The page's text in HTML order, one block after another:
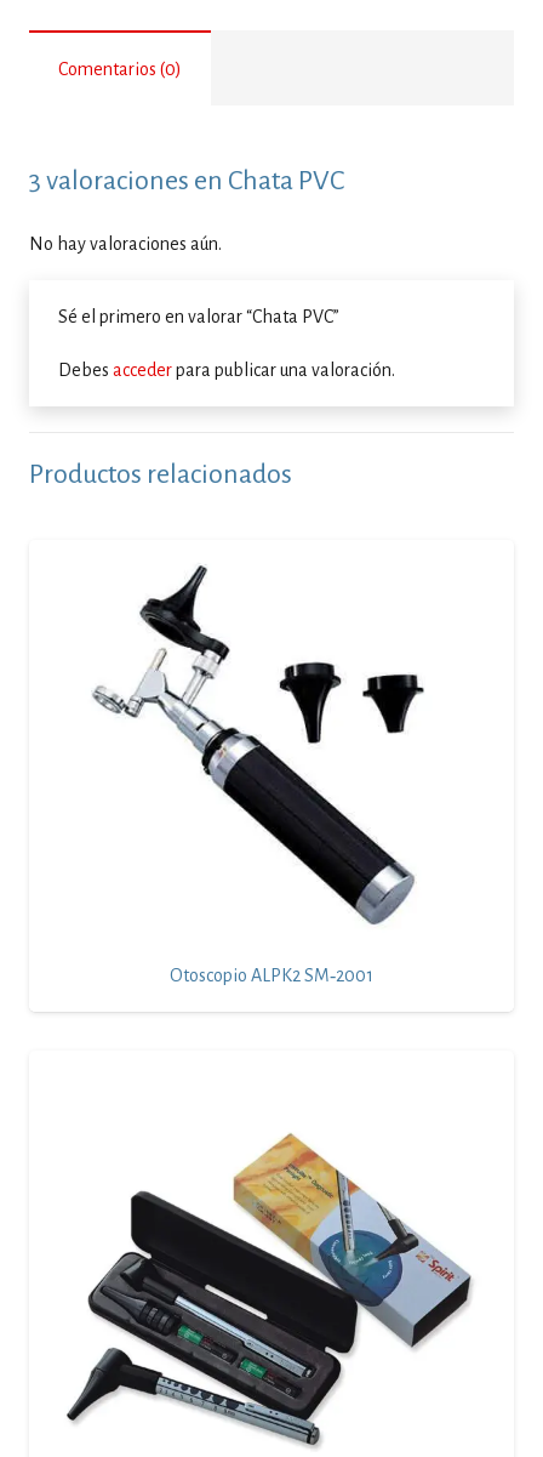
Comentarios (0)
3 valoraciones en Chata PVC
No hay valoraciones aún.
Sé el primero en valorar “Chata PVC”
Debes accederpara publicar una valoración.
Productos relacionados
Otoscopio ALPK2 SM‑2001